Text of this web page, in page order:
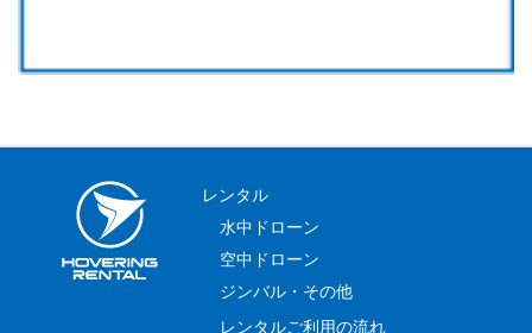
レンタル
水中ドローン
空中ドローン
ジンバル・その他
レンタルご利用の流れ